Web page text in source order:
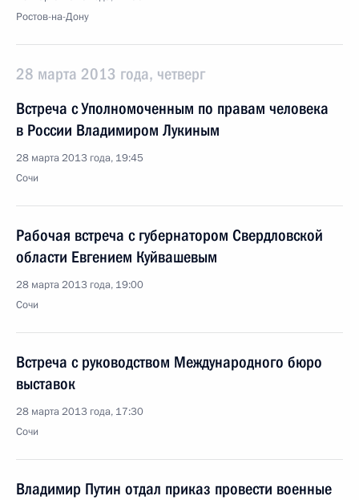
Ростов-на-Дону
28 марта 2013 года, четверг
Встреча с Уполномоченным по правам человека
в России Владимиром Лукиным
28 марта 2013 года, 19:45
Сочи
Рабочая встреча с губернатором Свердловской
области Евгением Куйвашевым
28 марта 2013 года, 19:00
Сочи
Встреча с руководством Международного бюро
выставок
28 марта 2013 года, 17:30
Сочи
Владимир Путин отдал приказ провести военные